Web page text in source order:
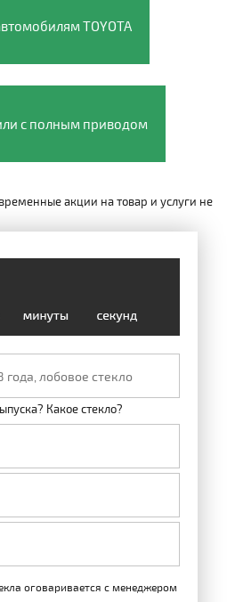
TOYOTA
с полным приводом
акции на товар и услуги не
Какое стекло?
оговаривается с менеджером